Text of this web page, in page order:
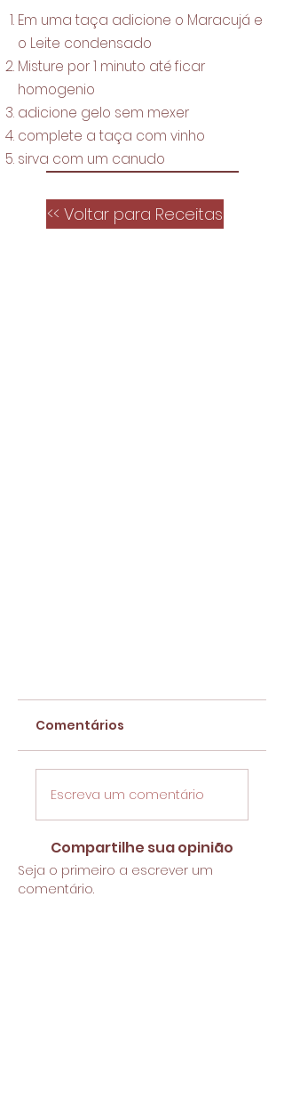
Em uma taça adicione o Maracujá e
o Leite condensado
Misture por 1 minuto até ficar
homogenio
adicione gelo sem mexer
complete a taça com vinho
sirva com um canudo
<< Voltar para Receitas
Comentários
Escreva um comentário
Compartilhe sua opinião
Seja o primeiro a escrever um
comentário.